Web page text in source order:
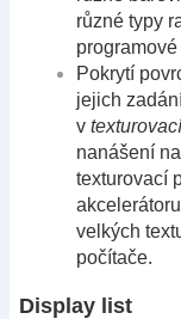
různé typy
Pokrytí
jejich
v
nanášení
texturovací
velkých
počítače.
Display list